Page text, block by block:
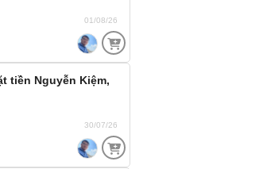
01/08/26
tiền Nguyễn Kiệm,
30/07/26